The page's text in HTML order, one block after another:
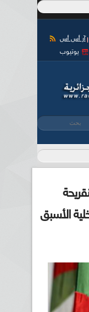
آر أس أس
يوتيوب
البحث ‏بحث ‏
الأسبق